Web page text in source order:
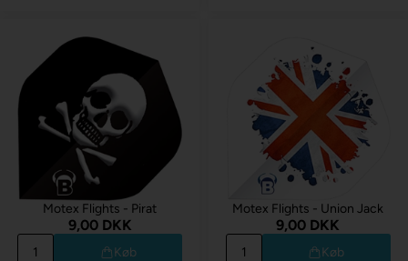
Motex Flights - Pirat
9,00 DKK
Køb
Motex Flights - Union Jack
9,00 DKK
Køb